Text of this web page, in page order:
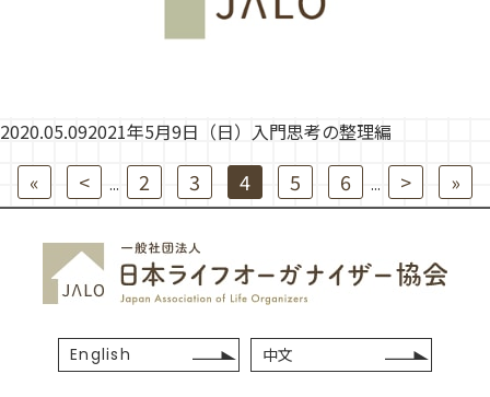
2020.05.092021年5月9日（日）入門思考の整理編
« < ... 2 3 4 5 6 ... > »
English 中文